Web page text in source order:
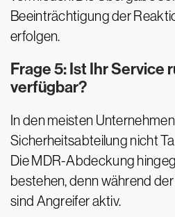
Beeinträchtigung der
erfolgen.
Frage 5: Ist Ihr Service
verfügbar?
In den meisten
Sicherheitsabteilung nicht
Die MDR-Abdeckung
bestehen, denn während
sind Angreifer aktiv.